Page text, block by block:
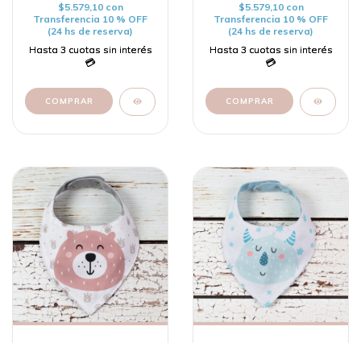
$5.579,10 con
Transferencia 10 % OFF
(24 hs de reserva)
$5.579,10 con
Transferencia 10 % OFF
(24 hs de reserva)